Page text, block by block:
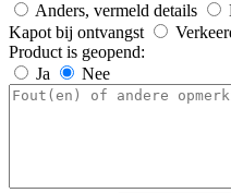
Anders, vermeld details
Kapot bij ontvangst
Product is geopend:
Ja
Nee